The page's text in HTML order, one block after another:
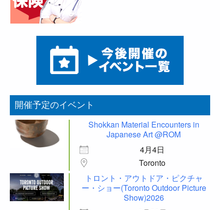
開催予定のイベント
Shokkan Material Encounters in
Japanese Art @ROM
4月4日
Toronto
トロント・アウトドア・ピクチャ
ー・ショー(Toronto Outdoor Picture
Show)2026